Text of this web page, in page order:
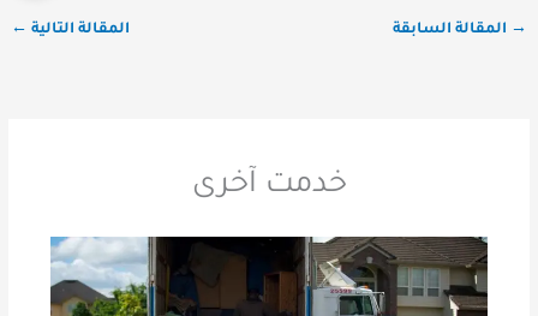
→ المقالة السابقة المقالة التالية ←
خدمت آخرى